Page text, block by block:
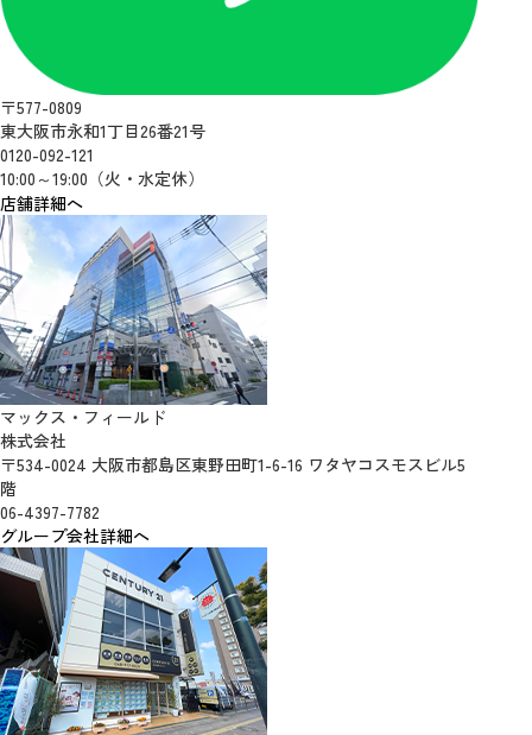
〒577-0809
東大阪市永和1丁目26番21号
0120-092-121
10:00～19:00（火・水定休）
店舗詳細へ
マックス・フィールド
株式会社
〒534-0024 大阪市都島区東野田町1-6-16 ワタヤコスモスビル5
階
06-4397-7782
グループ会社詳細へ